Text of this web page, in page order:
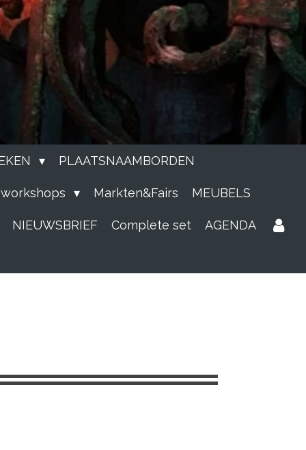
PLAATSNAAMBORDEN
Markten&Fairs MEUBELS
NIEUWSBRIEF Complete set AGENDA